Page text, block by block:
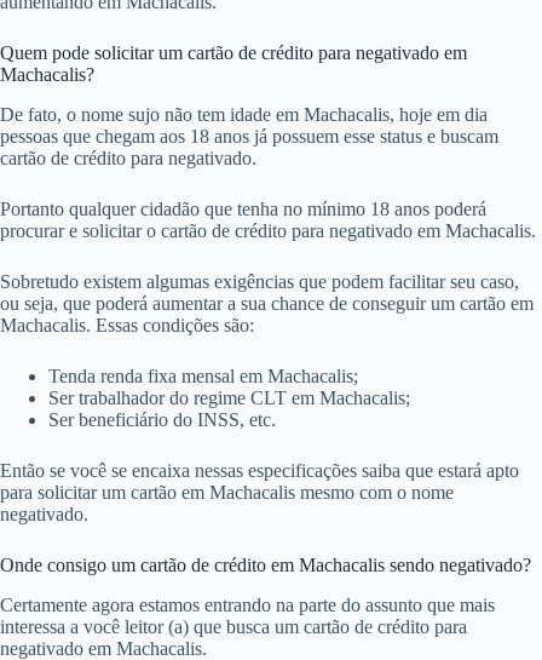
Quem pode solicitar um cartão de crédito para negativado em
Machacalis?
De fato, o nome sujo não tem idade em Machacalis, hoje em dia
pessoas que chegam aos 18 anos já possuem esse status e buscam
cartão de crédito para negativado.
Portanto qualquer cidadão que tenha no mínimo 18 anos poderá
procurar e solicitar o cartão de crédito para negativado em Machacalis.
Sobretudo existem algumas exigências que podem facilitar seu caso,
ou seja, que poderá aumentar a sua chance de conseguir um cartão em
Machacalis. Essas condições são:
Tenda renda fixa mensal em Machacalis;
Ser trabalhador do regime CLT em Machacalis;
Ser beneficiário do INSS, etc.
Então se você se encaixa nessas especificações saiba que estará apto
para solicitar um cartão em Machacalis mesmo com o nome
negativado.
Onde consigo um cartão de crédito em Machacalis sendo negativado?
Certamente agora estamos entrando na parte do assunto que mais
interessa a você leitor (a) que busca um cartão de crédito para
negativado em Machacalis.